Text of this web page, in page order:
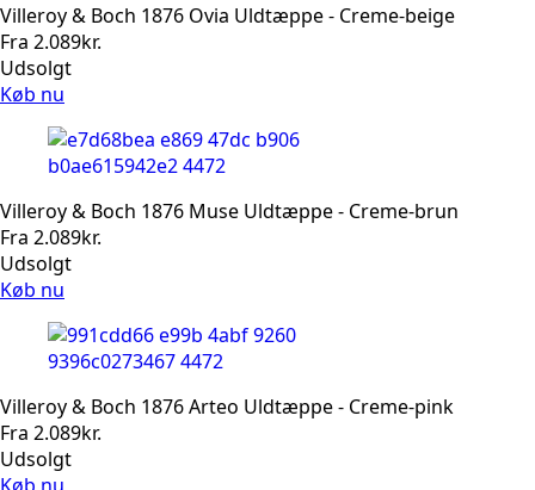
Villeroy & Boch 1876 Ovia Uldtæppe - Creme-beige
Fra 2.089kr.
Udsolgt
Køb nu
Villeroy & Boch 1876 Muse Uldtæppe - Creme-brun
Fra 2.089kr.
Udsolgt
Køb nu
Villeroy & Boch 1876 Arteo Uldtæppe - Creme-pink
Fra 2.089kr.
Udsolgt